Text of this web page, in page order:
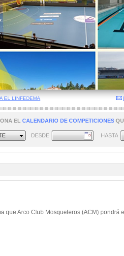
EL LINFEDEMA
EL CALENDARIO DE COMPETICIONES
DESDE HASTA
Arco Club Mosqueteros (ACM) pondrá